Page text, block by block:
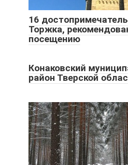
16
Торжка,
посещению
Конаковский
район Тверской